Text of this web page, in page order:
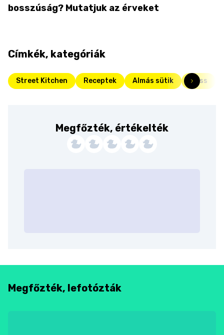
bosszúság? Mutatjuk az érveket
Címkék, kategóriák
Street Kitchen Receptek Almás sütik Friss
Megfőzték, értékelték
Megfőzték, lefotózták